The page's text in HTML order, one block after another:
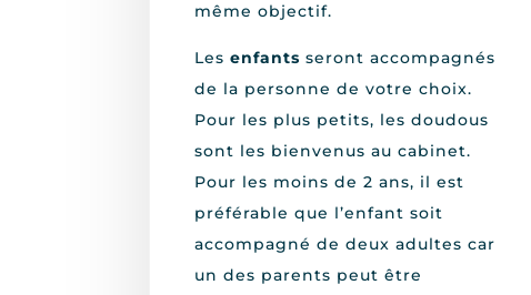
même objectif.
Lesenfants seront accompagnés
de la personne de votre choix.
Pour les plus petits, les doudous
sont les bienvenus au cabinet.
Pour les moins de 2 ans, il est
préférable que l’enfant soit
accompagné de deux adultes car
un des parents peut être